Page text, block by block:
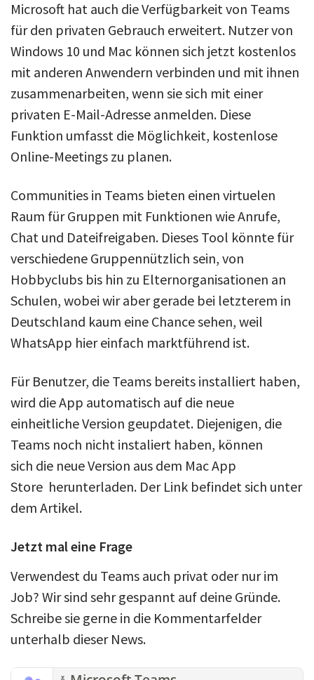
Microsoft hat auch die Verfügbarkeit von Teams
für den privaten Gebrauch erweitert. Nutzer von
Windows 10 und Mac können sich jetzt kostenlos
mit anderen Anwendern verbinden und mit ihnen
zusammenarbeiten, wenn sie sich mit einer
privaten E-Mail-Adresse anmelden. Diese
Funktion umfasst die Möglichkeit, kostenlose
Online-Meetings zu planen.
Communities in Teams bieten einen virtuelen
Raum für Gruppen mit Funktionen wie Anrufe,
Chat und Dateifreigaben. Dieses Tool könnte für
verschiedene Gruppennützlich sein, von
Hobbyclubs bis hin zu Elternorganisationen an
Schulen, wobei wir aber gerade bei letzterem in
Deutschland kaum eine Chance sehen, weil
WhatsApp hier einfach marktführend ist.
Für Benutzer, die Teams bereits installiert haben,
wird die App automatisch auf die neue
einheitliche Version geupdatet. Diejenigen, die
Teams noch nicht instaliert haben, können
sich die neue Version aus dem Mac App
Store herunterladen. Der Link befindet sich unter
dem Artikel.
Jetzt mal eine Frage
Verwendest du Teams auch privat oder nur im
Job? Wir sind sehr gespannt auf deine Gründe.
Schreibe sie gerne in die Kommentarfelder
unterhalb dieser News.